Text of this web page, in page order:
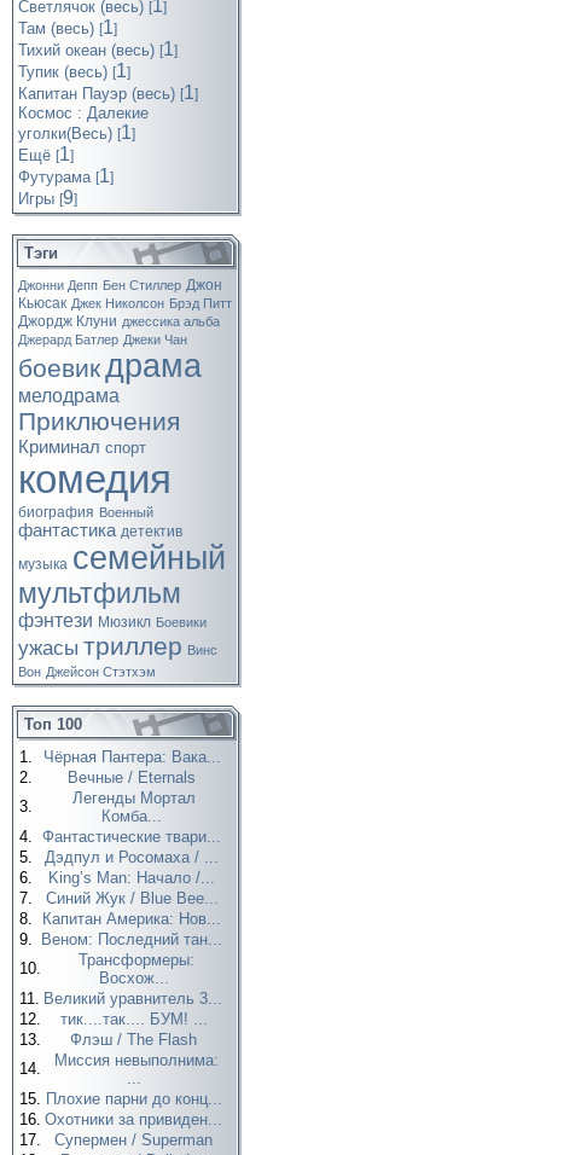
Светлячок (весь) [1]
Там (весь) [1]
Тихий океан (весь) [1]
Тупик (весь) [1]
Капитан Пауэр (весь) [1]
Космос : Далекие
уголки(Весь) [1]
Ещё [1]
Футурама [1]
Игры [9]
Тэги
Джонни Депп Бен Стиллер Джон
Кьюсак Джек Николсон Брэд Питт
Джордж Клуни джессика альба
Джерард Батлер Джеки Чан
боевикдрама
мелодрама
Приключения
Криминал спорт
комедия
биография Военный
фантастика детектив
музыка семейный
мультфильм
фэнтези Мюзикл Боевики
ужасы триллер Винс
Вон Джейсон Стэтхэм
Топ 100
1.
Чёрная Пантера: Вака...
2.
Вечные / Eternals
3.
Легенды Мортал
Комба...
4. Фантастические твари...
5.
Дэдпул и Росомаха / ...
6.
King’s Man: Начало /...
7.
Синий Жук / Blue Bee...
8.
Капитан Америка: Нов...
9.
Веном: Последний тан...
10.
Трансформеры:
Восхож...
11. Великий уравнитель 3...
12.
тик....так.... БУМ! ...
13.
Флэш / The Flash
14.
Миссия невыполнима:
...
15. Плохие парни до конц...
16. Охотники за привиден...
17.
Супермен / Superman